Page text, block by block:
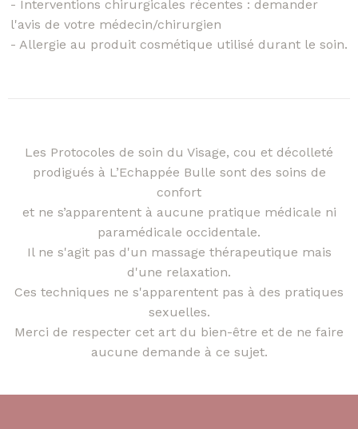
- Interventions chirurgicales récentes : demander
l'avis de votre médecin/chirurgien
- Allergie au produit cosmétique utilisé durant le soin.
Les Protocoles de soin du Visage, cou et décolleté
prodigués à L’Echappée Bulle sont des soins de
confort
et ne s’apparentent à aucune pratique médicale ni
paramédicale occidentale.
Il ne s'agit pas d'un massage thérapeutique mais
d'une relaxation.
Ces techniques ne s'apparentent pas à des pratiques
sexuelles.
Merci de respecter cet art du bien-être et de ne faire
aucune demande à ce sujet.